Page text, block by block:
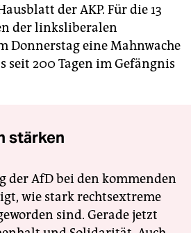
der AKP. Für die 13
der linksliberalen
Donnerstag eine Mahnwache
seit 200 Tagen im Gefängnis
stärken
der AfD bei den kommenden
wie stark rechtsextreme
sind. Gerade jetzt